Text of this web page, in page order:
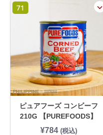
71
ピュアフーズ コンビーフ
210G 【PUREFOODS】
¥784 (税込)